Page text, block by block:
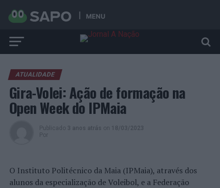
MENU
ATUALIDADE
Gira-Volei: Ação de formação na
Open Week do IPMaia
Publicado 3 anos atrás on 18/03/2023
Por
O Instituto Politécnico da Maia (IPMaia), através dos
alunos da especialização de Voleibol, e a Federação